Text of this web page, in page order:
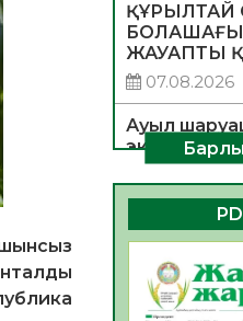
ҚҰРЫЛТАЙ
БОЛАШАҒЫ
ЖАУАПТЫ
07.08.2026
Ауыл
тірегі
06.08.2026
ҚОҒАМДЫҚ
ЕЛ
06.08.2026